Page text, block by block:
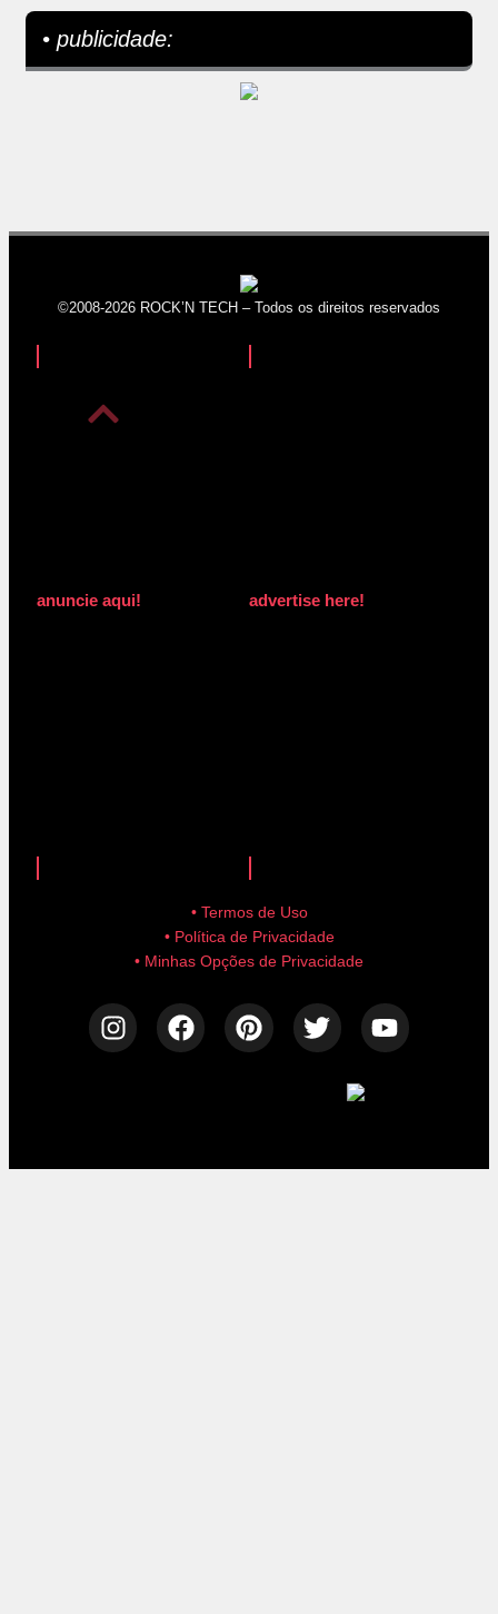
• publicidade:
©2008-2026 ROCK’N TECH – Todos os direitos reservados
anuncie aqui! advertise here!
• Termos de Uso
• Política de Privacidade
• Minhas Opções de Privacidade